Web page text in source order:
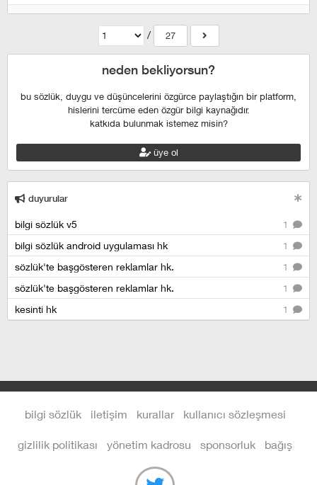
/ 27
neden bekliyorsun?
bu sözlük, duygu ve düşüncelerini özgürce paylaştığın bir platform,
hislerini tercüme eden özgür bilgi kaynağıdır.
katkıda bulunmak istemez misin?
üye ol
duyurular
1
bilgi sözlük v5
1
bilgi sözlük android uygulaması hk
1
sözlük'te başgösteren reklamlar hk.
1
sözlük'te başgösteren reklamlar hk.
1
kesinti hk
bilgi sözlük iletişim kurallar kullanıcı sözleşmesi
gizlilik politikası yönetim kadrosu sponsorluk bağış